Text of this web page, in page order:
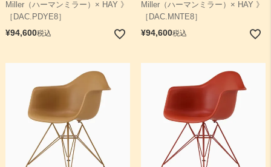
Miller（ハーマンミラー）× HAY 》
［DAC.PDYE8］
¥94,600税込
Miller（ハーマンミラー）× HAY 》
［DAC.MNTE8］
¥94,600税込